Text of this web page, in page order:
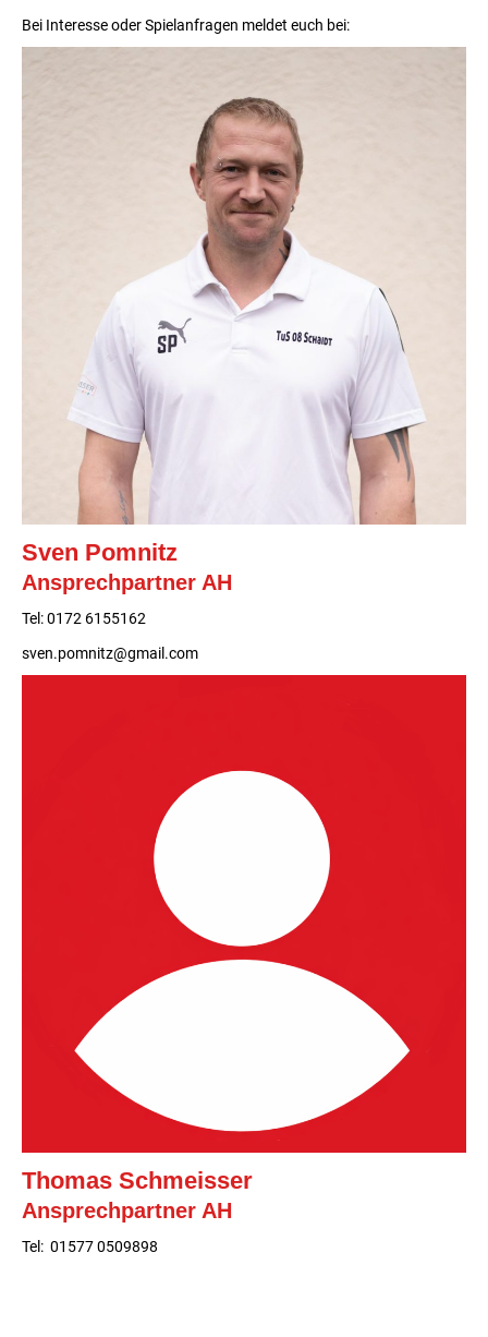
Bei Interesse oder Spielanfragen meldet euch bei:
Sven Pomnitz
Ansprechpartner AH
Tel: 0172 6155162
sven.pomnitz@gmail.com
Thomas Schmeisser
Ansprechpartner AH
Tel: 01577 0509898